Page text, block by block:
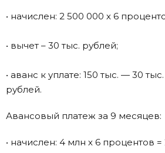
• начислен: 2 500 000 х 6
• вычет – 30 тыс. рублей;
• аванс к уплате: 150 тыс. — 30
рублей.
Авансовый платеж за 9 месяцев:
• начислен: 4 млн х 6 процентов